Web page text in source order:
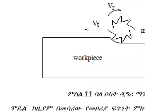
ምስል 11 ባለ ሶስት ዲግሪ
ሞዴል. ከዚያም በመሳሪው የመዞሪያ ፍጥነት